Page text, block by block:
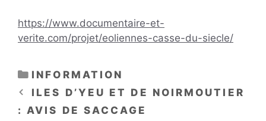
https://www.documentaire-et-
verite.com/projet/eoliennes-casse-du-siecle/
CATÉGORIES
INFORMATION
ILES D’YEU ET DE NOIRMOUTIER
: AVIS DE SACCAGE